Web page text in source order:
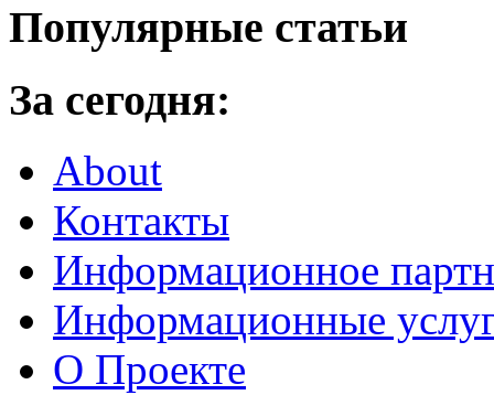
Популярные статьи
За сегодня:
About
Контакты
Информационное
Информационные
О Проекте